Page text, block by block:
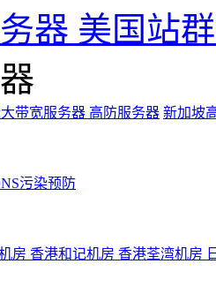
器 美国站
带宽服务器 高防服务器 新加坡
污染预防
房 香港和记机房 香港荃湾机房